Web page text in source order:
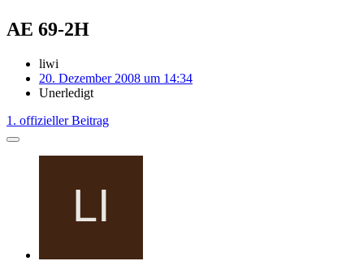
AE 69-2H
liwi
20. Dezember 2008 um 14:34
Unerledigt
1. offizieller Beitrag